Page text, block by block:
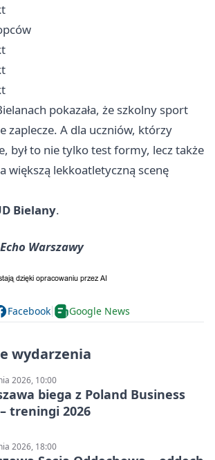
pokazała, że szkolny sport
zaplecze. A dla uczniów, którzy
był to nie tylko test formy, lecz także
większą lekkoatletyczną scenę
Bielany.
Warszawy
Facebook Google News
wydarzenia
2026, 10:00
biega z Poland Business
treningi 2026
2026, 18:00